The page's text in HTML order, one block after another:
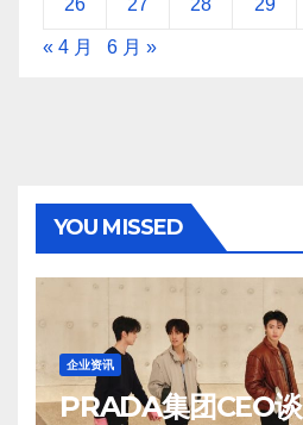
« 4 月 6 月 »
YOU MISSED
企业资讯
PRADA集团CEO